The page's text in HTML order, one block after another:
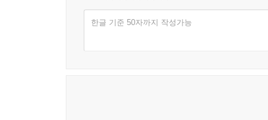
한글 기준 50자까지 작성가능